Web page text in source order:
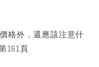
格外，還應該注意什
161頁